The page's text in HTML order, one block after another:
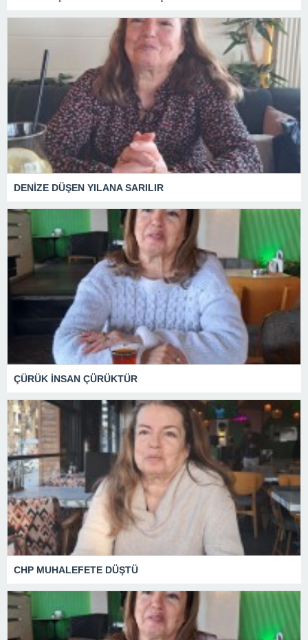
DENİZE DÜŞEN YILANA SARILIR
ÇÜRÜK İNSAN ÇÜRÜKTÜR
CHP MUHALEFETE DÜŞTÜ